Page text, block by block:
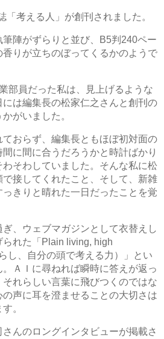
考える人」が創刊されました。
陣がずらりと並び、B5判240ペー
りが立ちのぼってくるかのようで
部員だった私は、見上げるような
は編集長の松家仁之さんと創刊の
がいました。
おらず、編集長ともほぼ初対面の
に間に合うだろうかと時計ばかり
そわしていました。そんな私に松
接してくれたこと、そして、新雑
きりと晴れた一日だったことを覚
、ウェブマガジンとして衣替えし
れた「Plain living, high
し、自分の頭で考える力）」とい
ＡＩに尋ねれば瞬時に答えが返っ
れらしい言葉に飛びつくのではな
の声に耳を澄ませることの大切さは
。
んのロングインタビューが掲載さ